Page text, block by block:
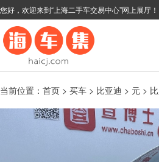
您好，欢迎来到“上海二手车交易中心”网上展厅！
当前位置： 首页 > 买车 > 比亚迪 > 元 >